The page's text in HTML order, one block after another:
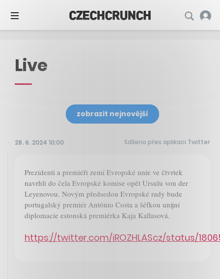
Live
zobrazit nejnovější
28. 6. 2024 10:00 Sdíleno přes aplikaci Twitter
Prezidenti a premiéři zemí Evropské unie ve čtvrtek
navrhli do čela Evropské komise opět Ursulu von der
Leyenovou. Novým předsedou Evropské rady bude
portugalský premiér António Costa a šéfkou unijní
diplomacie estonská premiérka Kaja Kallasová.
https://twitter.com/iROZHLAScz/status/